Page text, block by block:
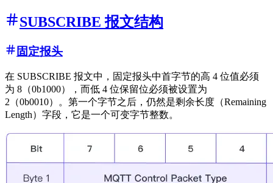
SUBSCRIBE 报文结构
固定报头
在 SUBSCRIBE 报文中，固定报头中首字节的高 4 位值必须
为 8（0b1000），而低 4 位保留位必须被设置为
2（0b0010）。第一个字节之后，仍然是剩余长度（Remaining
Length）字段，它是一个可变字节整数。